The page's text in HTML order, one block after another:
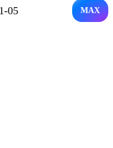
05 MAX